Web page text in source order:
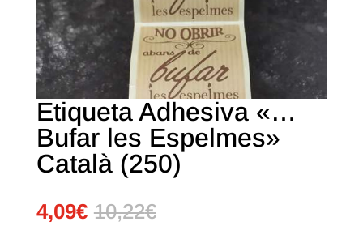
Etiqueta Adhesiva «…
Bufar les Espelmes»
Català (250)
4,09€ 10,22€